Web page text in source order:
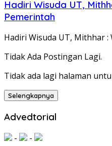
Hadiri Wisuda UT,
Pemerintah
Hadiri Wisuda UT, Mithhar
Tidak Ada Postingan Lagi.
Tidak ada lagi halaman
Selengkapnya
Advedtorial
- -